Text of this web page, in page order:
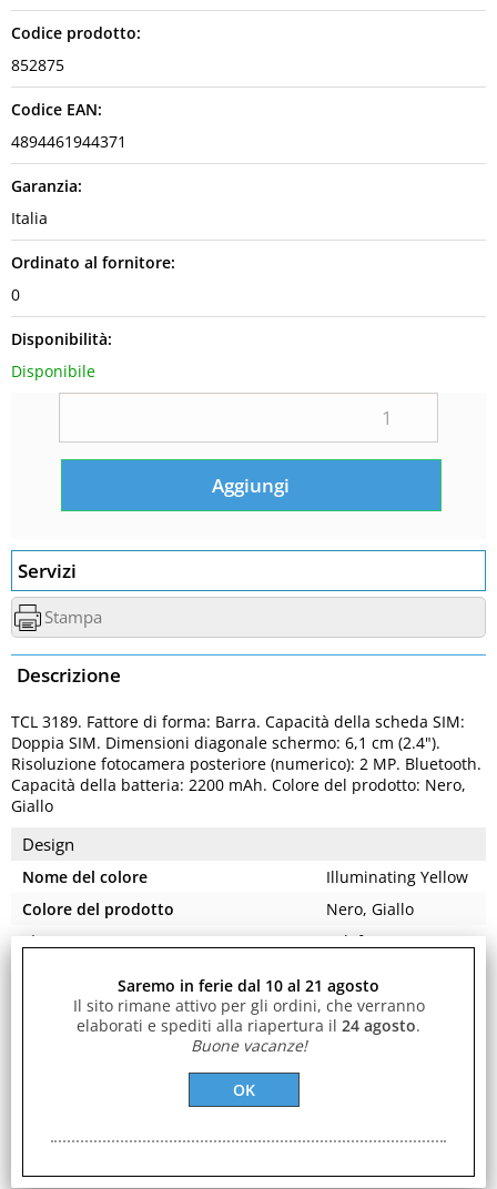
Codice prodotto:
852875
Codice EAN:
4894461944371
Garanzia:
Italia
Ordinato al fornitore:
0
Disponibilità:
Disponibile
Servizi
Stampa
Descrizione
TCL 3189. Fattore di forma: Barra. Capacità della scheda SIM:
Doppia SIM. Dimensioni diagonale schermo: 6,1 cm (2.4").
Risoluzione fotocamera posteriore (numerico): 2 MP. Bluetooth.
Capacità della batteria: 2200 mAh. Colore del prodotto: Nero,
Giallo
Design
Nome del colore
Illuminating Yellow
Colore del prodotto
Nero, Giallo
Tipo
Telefono con
Posizionamento di mercato
Cellulare con
fotocamera
Dimensioni diagonale schermo
Tipo di pannello
TN-TFT
Tipo di display
TN-TFT
Saremo in ferie dal 10 al 21 agosto
Il sito rimane attivo per gli ordini, che verranno
elaborati e spediti alla riapertura il 24 agosto.
Buone vacanze!